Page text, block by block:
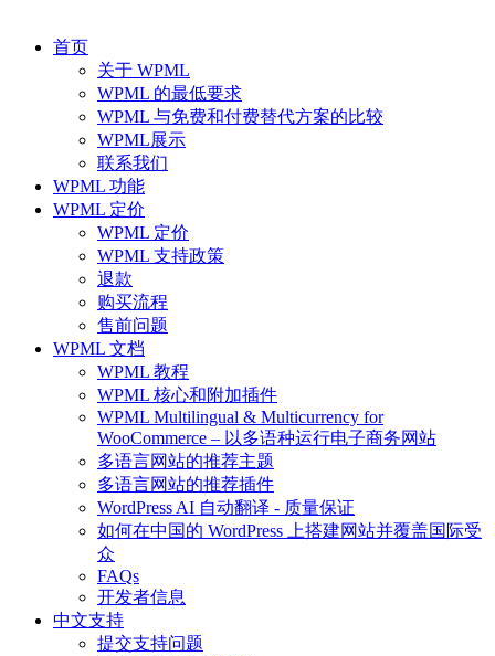
首页
关于 WPML
WPML 的最低要求
WPML 与免费和付费替代方案的比较
WPML展示
联系我们
WPML 功能
WPML 定价
WPML 定价
WPML 支持政策
退款
购买流程
售前问题
WPML 文档
WPML 教程
WPML 核心和附加插件
WPML Multilingual & Multicurrency for
WooCommerce – 以多语种运行电子商务网站
多语言网站的推荐主题
多语言网站的推荐插件
WordPress AI 自动翻译 - 质量保证
如何在中国的 WordPress 上搭建网站并覆盖国际受
众
FAQs
开发者信息
中文支持
提交支持问题